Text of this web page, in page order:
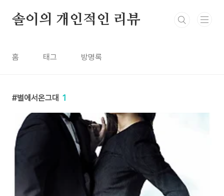
솔이의 개인적인 리뷰
홈 태그 방명록
별에서온그대 1